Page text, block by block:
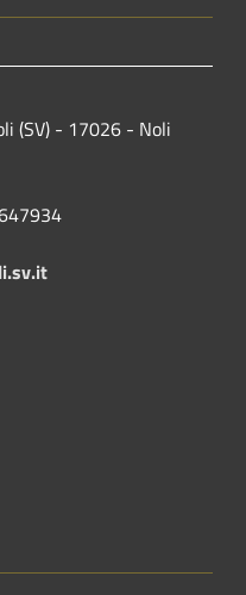
(SV) - 17026 - Noli